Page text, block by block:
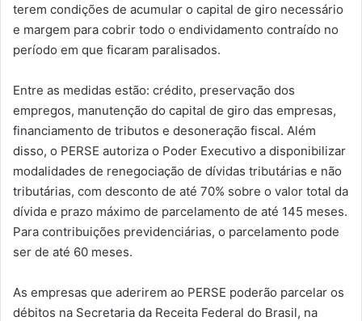
terem condições de acumular o capital de giro necessário
e margem para cobrir todo o endividamento contraído no
período em que ficaram paralisados.
Entre as medidas estão: crédito, preservação dos
empregos, manutenção do capital de giro das empresas,
financiamento de tributos e desoneração fiscal. Além
disso, o PERSE autoriza o Poder Executivo a disponibilizar
modalidades de renegociação de dívidas tributárias e não
tributárias, com desconto de até 70% sobre o valor total da
dívida e prazo máximo de parcelamento de até 145 meses.
Para contribuições previdenciárias, o parcelamento pode
ser de até 60 meses.
As empresas que aderirem ao PERSE poderão parcelar os
débitos na Secretaria da Receita Federal do Brasil, na